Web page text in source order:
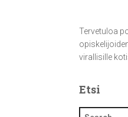
Tervetuloa
virallisille
Etsi